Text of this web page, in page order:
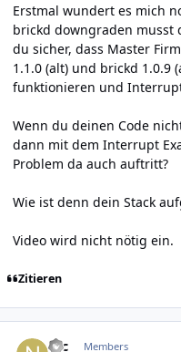
Erstmal wundert es mich
brickd downgraden musst
du sicher, dass Master
1.1.0 (alt) und brickd 1.0.9
funktionieren und
Wenn du deinen Code
dann mit dem Interrupt
Problem da auch auftritt?
Wie ist denn dein Stack
Video wird nicht nötig ein.
Zitieren
Nic Members